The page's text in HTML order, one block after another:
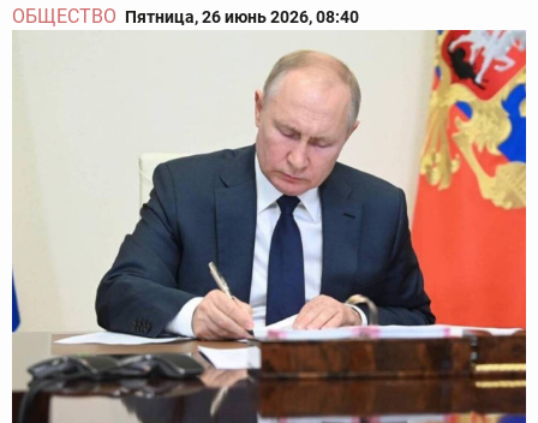
ОБЩЕСТВО Пятница, 26 июнь 2026, 08:40